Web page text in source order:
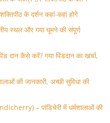
के दर्शन कहां-कहां होगें
स्थल और गया घूमने की संपूर्ण
दान कैसे करें? गया पिंडदान का खर्चा,
की जानकारी, अच्छी सुविधा की
– पांडिचेरी में धर्मशालाओं की